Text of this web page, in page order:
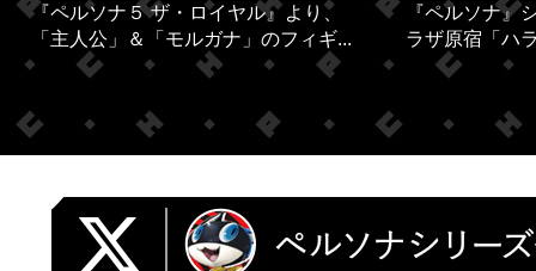
『ペルソナ５ ザ・ロイヤル』より、
「主人公」＆「モルガナ」のフィギ...
『ペルソナ』
ラザ原宿「ハ